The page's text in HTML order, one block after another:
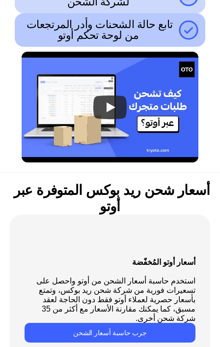
من لوحة تحكم أوتو
أوتو
أسعار أوتو المُخفّضة
شركة شحن أخرى.
جرب حاسبة أسعار الشحن